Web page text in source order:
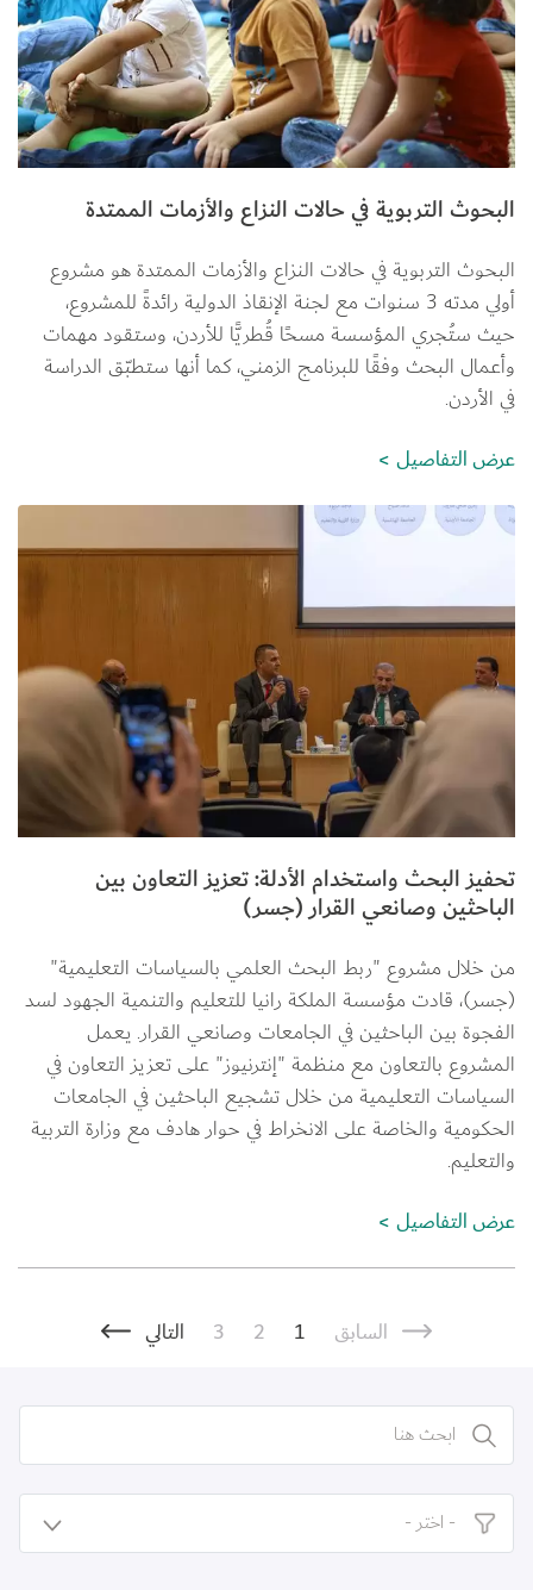
البحوث التربوية في حالات النزاع والأزمات الممتدة
البحوث التربوية في حالات النزاع والأزمات الممتدة هو مشروع
أولي مدته 3 سنوات مع لجنة الإنقاذ الدولية رائدةً للمشروع،
حيث ستُجري المؤسسة مسحًا قُطريًّا للأردن، وستقود مهمات
وأعمال البحث وفقًا للبرنامج الزمني، كما أنها ستطبّق الدراسة
في الأردن.
عرض التفاصيل
الصورة
تحفيز البحث واستخدام الأدلة: تعزيز التعاون بين
الباحثين وصانعي القرار (جسر)
من خلال مشروع "ربط البحث العلمي بالسياسات التعليمية"
(جسر)، قادت مؤسسة الملكة رانيا للتعليم والتنمية الجهود لسد
الفجوة بين الباحثين في الجامعات وصانعي القرار. يعمل
المشروع بالتعاون مع منظمة "إنترنيوز" على تعزيز التعاون في
السياسات التعليمية من خلال تشجيع الباحثين في الجامعات
الحكومية والخاصة على الانخراط في حوار هادف مع وزارة التربية
والتعليم.
عرض التفاصيل
Pagination Previous page
السابق Current page
1 الصفحة
2 الصفحة
3 الصفحة التالية
التالي